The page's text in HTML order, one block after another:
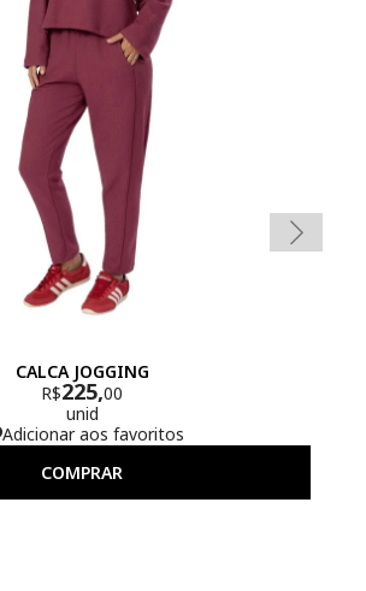
CALCA JOGGING
R$225,00
unid
Adicionar aos favoritos
COMPRAR